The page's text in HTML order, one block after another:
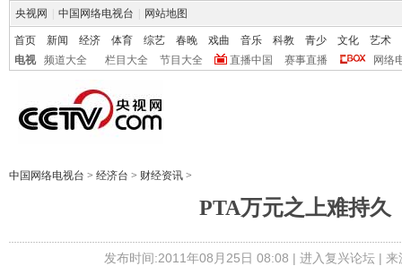
央视网 中国网络电视台 网站地图
首页 新闻 经济 体育 综艺 春晚 戏曲 音乐 科教 青少 文化
艺术
电视
频道大全 栏目大全 节目大全 直播中国 赛事直播 网络
中国网络电视台 > 经济台 > 财经资讯 >
PTA万元之上难持久
发布时间:2011年08月25日 08:08 | 进入复兴论坛| 来